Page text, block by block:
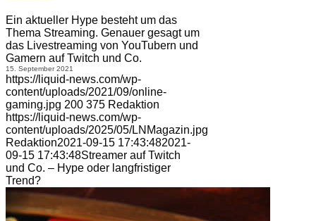
Ein aktueller Hype besteht um das
Thema Streaming. Genauer gesagt um
das Livestreaming von YouTubern und
Gamern auf Twitch und Co.
15. September 2021
https://liquid-news.com/wp-
content/uploads/2021/09/online-
gaming.jpg 200 375 Redaktion
https://liquid-news.com/wp-
content/uploads/2025/05/LNMagazin.jpg
Redaktion2021-09-15 17:43:482021-
09-15 17:43:48Streamer auf Twitch
und Co. – Hype oder langfristiger
Trend?